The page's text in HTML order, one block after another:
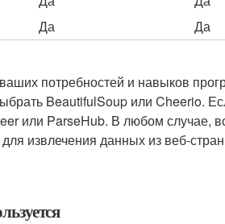
Да Да
потребностей и навыков
BeautifulSoup или Cheerio.
или ParseHub. В любом случае,
извлечения данных из веб-